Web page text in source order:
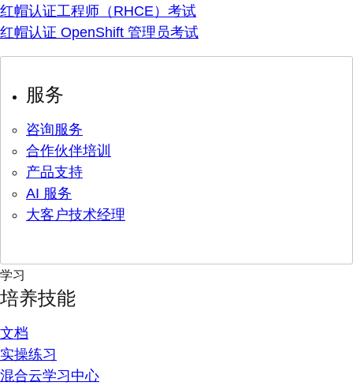
红帽认证工程师（RHCE）考试
红帽认证 OpenShift 管理员考试
服务
咨询服务
合作伙伴培训
产品支持
AI 服务
大客户技术经理
学习
培养技能
文档
实操练习
混合云学习中心